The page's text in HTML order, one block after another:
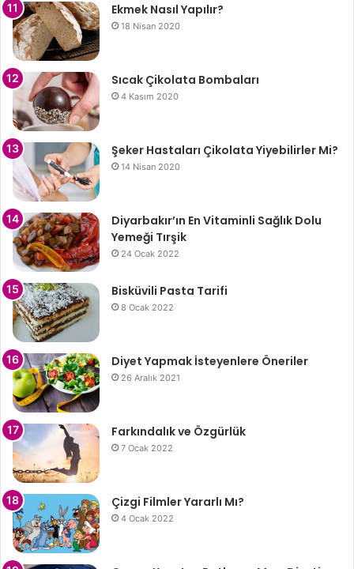
Ekmek Nasıl Yapılır?
18 Nisan 2020
Sıcak Çikolata Bombaları
4 Kasım 2020
Şeker Hastaları Çikolata Yiyebilirler Mi?
14 Nisan 2020
Diyarbakır’ın En Vitaminli Sağlık Dolu
Yemeği Tırşik
24 Ocak 2022
Bisküvili Pasta Tarifi
8 Ocak 2022
Diyet Yapmak İsteyenlere Öneriler
26 Aralık 2021
Farkındalık ve Özgürlük
7 Ocak 2022
Çizgi Filmler Yararlı Mı?
4 Ocak 2022